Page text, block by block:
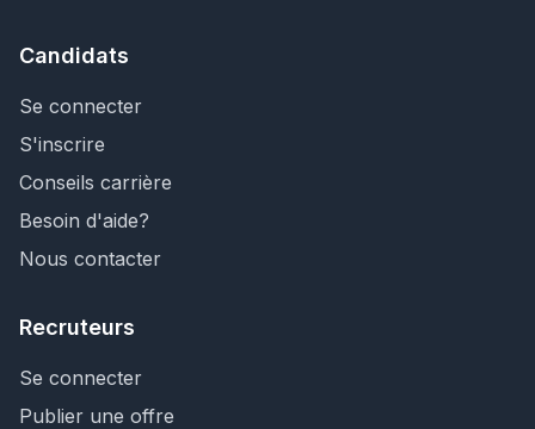
Candidats
Se connecter
S'inscrire
Conseils carrière
Besoin d'aide?
Nous contacter
Recruteurs
Se connecter
Publier une offre